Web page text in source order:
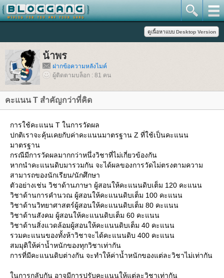
น้าพร
ฝากข้อความหลังไมค์
ผู้ติดตามบล็อก : 81 คน
คะแนน T สำคัญกว่าที่คิด
การใช้คะแนน T ในการวัดผล
ปกติเราจะคุ้นเคยกับค่าคะแนนมาตรฐาน Z ที่ใช้เป็นคะแนน
มาตรฐาน
กรณีมีการวัดผลมากกว่าหนึ่งวิชาที่ไม่เกี่ยวข้องกัน
หากนำคะแนนดิบมารวมกัน จะได้ผลของการวัดไม่ตรงตามความ
สามารถของนักเรียน/นักศึกษา
ตัวอย่างเช่น วิชาด้านภาษา ผู้สอนให้คะแนนดิบเต็ม 120 คะแนน
วิชาด้านการคำนวณ ผู้สอนให้คะแนนดิบเต็ม 100 คะแนน
วิชาด้านวิทยาศาสตร์ผู้สอนให้คะแนนดิบเต็ม 80 คะแนน
วิชาด้านสังคม ผู้สอนให้คะแนนดิบเต็ม 60 คะแนน
วิชาด้านสิ่งแวดล้อมผู้สอนให้คะแนนดิบเต็ม 40 คะแนน
รวมคะแนนของทั้งห้าวิชาจะได้คะแนนดิบ 400 คะแนน
สมมุติให้ค่าน้ำหนักของทุกวิชาเท่ากัน
การที่มีคะแนนดิบต่างกัน จะทำให้ค่าน้ำหนักของแต่ละวิชาไม่เท่ากัน
นการกลับกัน อาจมีการปรับคะแนนให้แต่ละวิชาเท่ากัน